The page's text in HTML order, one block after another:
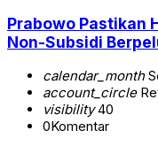
Prabowo Pastikan
Non-Subsidi
calendar_month
account_circle
visibility40
0Komentar